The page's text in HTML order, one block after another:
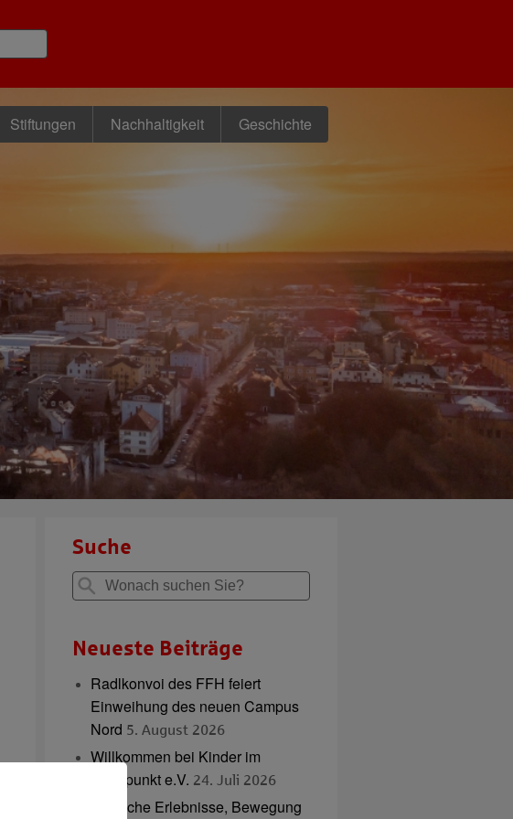
Stiftungen Nachhaltigkeit Geschichte
Suche
Neueste Beiträge
Radlkonvoi des FFH feiert
Einweihung des neuen Campus
Nord 5. August 2026
Willkommen bei Kinder im
Mittelpunkt e.V. 24. Juli 2026
Tierische Erlebnisse, Bewegung